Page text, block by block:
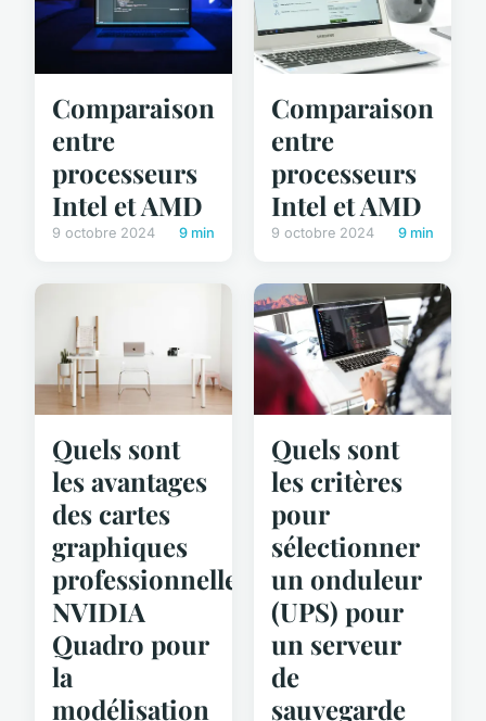
Comparaison
entre
processeurs
Intel et AMD
9 octobre 2024 9 min
Comparaison
entre
processeurs
Intel et AMD
9 octobre 2024 9 min
Quels sont
les avantages
des cartes
graphiques
professionnelles
NVIDIA
Quadro pour
la
modélisation
Quels sont
les critères
pour
sélectionner
un onduleur
(UPS) pour
un serveur
de
sauvegarde